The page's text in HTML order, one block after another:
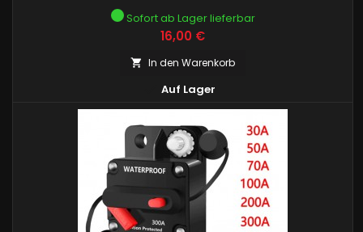
Sofort ab Lager lieferbar
Preis
16,00 €
 In den Warenkorb
Auf Lager